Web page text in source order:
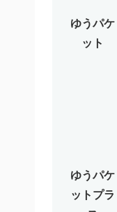
ゆうパケ
ット
ゆうパケ
ットプラ